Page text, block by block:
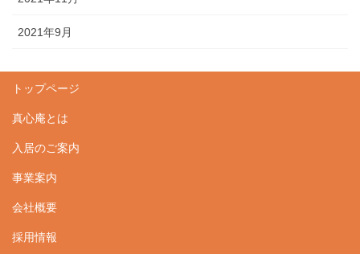
2021年9月
トップページ
真心庵とは
入居のご案内
事業案内
会社概要
採用情報